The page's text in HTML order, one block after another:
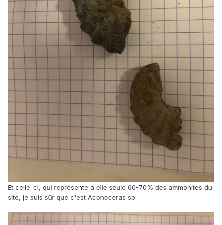
Et celle-ci, qui représente à elle seule 60-70% des ammonites du
site, je suis sûr que c'est Aconeceras sp.